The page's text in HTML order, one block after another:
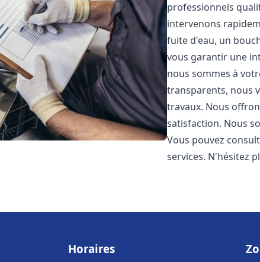
professionnels
intervenons
fuite d'eau, un
vous garantir une
nous sommes à
transparents, nous
travaux. Nous
satisfaction. Nous
Vous pouvez
services. N'hésitez
Horaires